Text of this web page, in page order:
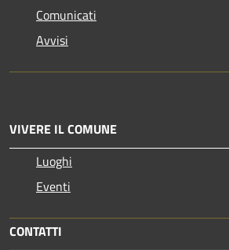
Comunicati
Avvisi
VIVERE IL COMUNE
Luoghi
Eventi
CONTATTI